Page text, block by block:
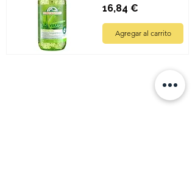
Precio
16,84 €
Agregar al carrito